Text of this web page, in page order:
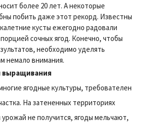
более 20 лет. А некоторые
побить даже этот рекорд. Известны
кусты ежегодно радовали
сочных ягод. Конечно, чтобы
необходимо уделять
немало внимания.
выращивания
ягодные культуры, требователен
На затененных территориях
не получится, ягоды мельчают,